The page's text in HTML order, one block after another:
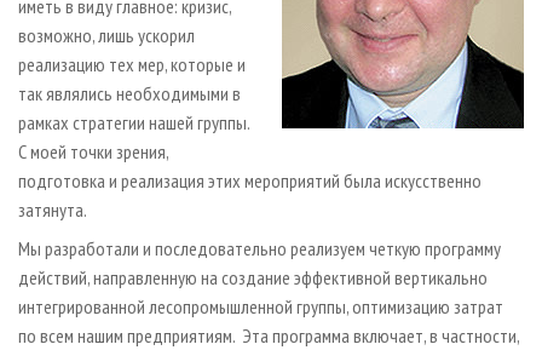
иметь в виду главное: кризис,
возможно, лишь ускорил
реализацию тех мер, которые и
так являлись необходимыми в
рамках стратегии нашей группы.
С моей точки зрения,
подготовка и реализация этих мероприятий была искусственно
затянута.
Мы разработали и последовательно реализуем четкую программу
действий, направленную на создание эффективной вертикально
интегрированной лесопромышленной группы, оптимизацию затрат
по всем нашим предприятиям. Эта программа включает, в частности,